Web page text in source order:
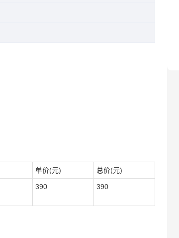
单价(元) 总价(元)
390 390